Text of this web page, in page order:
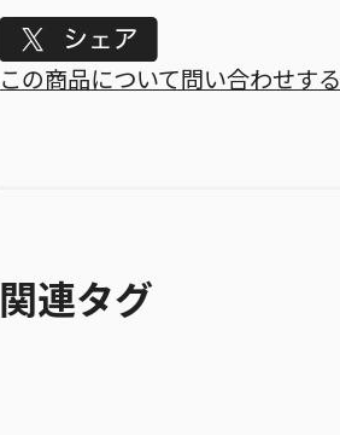
Tweet
この商品について問い合わせする
関連タグ